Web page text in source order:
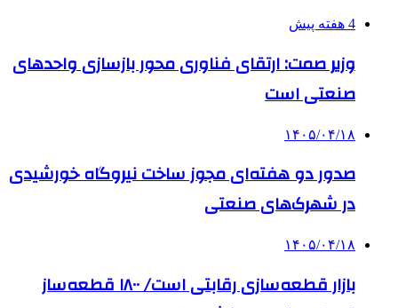
4 هفته پیش
وزیر صمت: ارتقای فناوری محور بازسازی واحدهای
صنعتی است
۱۴۰۵/۰۴/۱۸
صدور دو هفته‌ای مجوز ساخت نیروگاه خورشیدی
در شهرک‌های صنعتی
۱۴۰۵/۰۴/۱۸
بازار قطعه‌سازی رقابتی است/ ۱۸۰۰ قطعه‌ساز